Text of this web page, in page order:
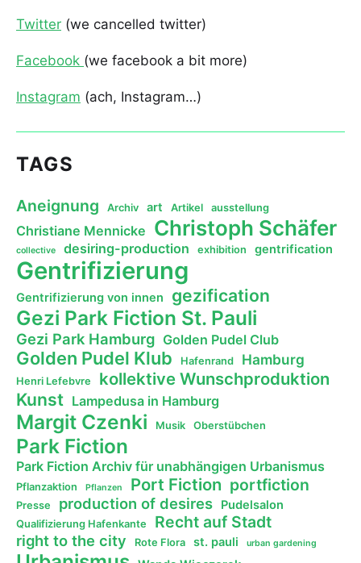
Twitter (we cancelled twitter)
Facebook (we facebook a bit more)
Instagram (ach, Instagram…)
TAGS
Aneignung Archiv art Artikel ausstellung
Christiane Mennicke Christoph Schäfer
collective desiring-production exhibition gentrification
Gentrifizierung
Gentrifizierung von innen gezification
Gezi Park Fiction St. Pauli
Gezi Park Hamburg Golden Pudel Club
Golden Pudel Klub Hafenrand Hamburg
Henri Lefebvre kollektive Wunschproduktion
Kunst Lampedusa in Hamburg
Margit Czenki Musik Oberstübchen
Park Fiction
Park Fiction Archiv für unabhängigen Urbanismus
Pflanzaktion Pflanzen Port Fiction portfiction
Presse production of desires Pudelsalon
Qualifizierung Hafenkante Recht auf Stadt
right to the city Rote Flora st. pauli urban gardening